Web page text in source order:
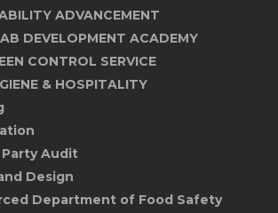
ADVANCEMENT
DEVELOPMENT ACADEMY
CONTROL SERVICE
& HOSPITALITY
Audit
Design
Department of Food Safety